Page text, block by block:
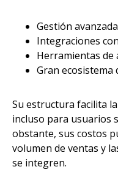
Gestión
Integraciones
Herramientas de
Gran ecosistema
Su estructura facilita
incluso para usuarios
obstante, sus costos
volumen de ventas y
se integren.